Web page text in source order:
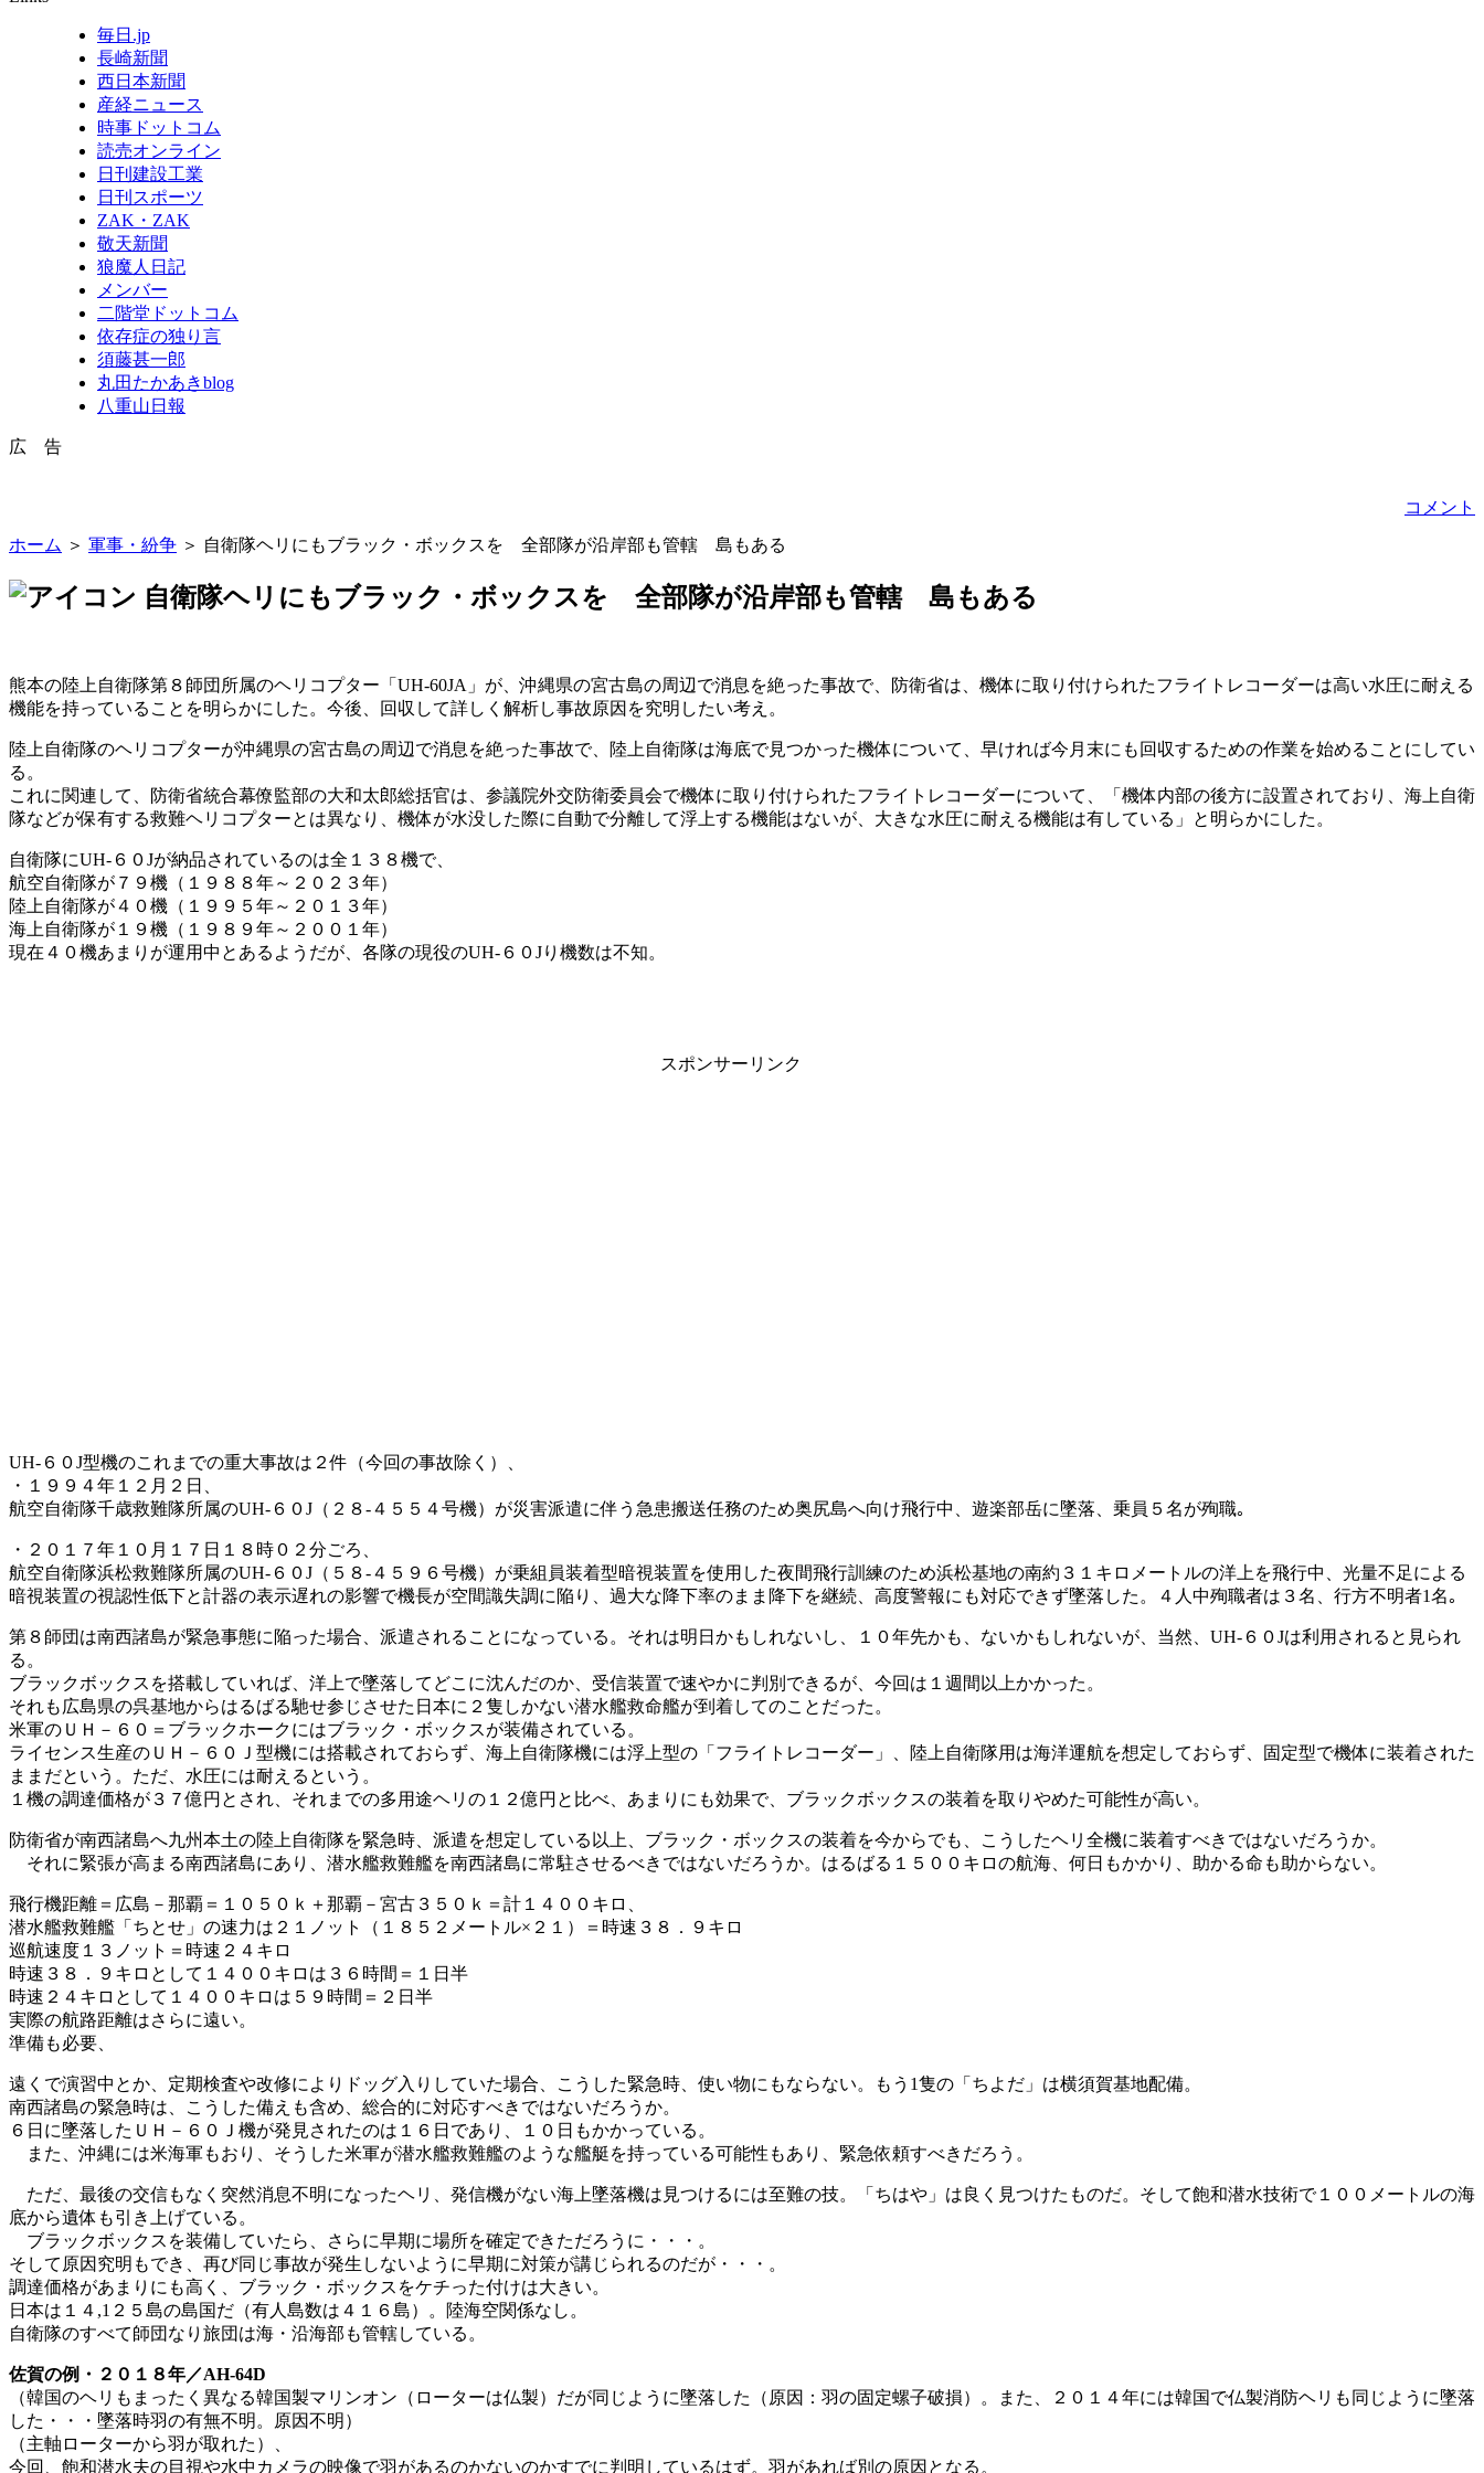
毎日.jp
長崎新聞
西日本新聞
産経ニュース
時事ドットコム
読売オンライン
日刊建設工業
日刊スポーツ
ZAK・ZAK
敬天新聞
狼魔人日記
メンバー
二階堂ドットコム
依存症の独り言
須藤甚一郎
丸田たかあきblog
八重山日報
広 告
コメント
ホーム ＞ 軍事・紛争 ＞ 自衛隊ヘリにもブラック・ボックスを 全部隊が沿岸部も管轄 島もある
自衛隊ヘリにもブラック・ボックスを 全部隊が沿岸部も管轄 島もある
熊本の陸上自衛隊第８師団所属のヘリコプター「UH-60JA」が、沖縄県の宮古島の周辺で消息を絶った事故で、防衛省は、機体に取り付けられたフライトレコーダーは高い水圧に耐える
機能を持っていることを明らかにした。今後、回収して詳しく解析し事故原因を究明したい考え。
陸上自衛隊のヘリコプターが沖縄県の宮古島の周辺で消息を絶った事故で、陸上自衛隊は海底で見つかった機体について、早ければ今月末にも回収するための作業を始めることにしてい
る。
これに関連して、防衛省統合幕僚監部の大和太郎総括官は、参議院外交防衛委員会で機体に取り付けられたフライトレコーダーについて、「機体内部の後方に設置されており、海上自衛
隊などが保有する救難ヘリコプターとは異なり、機体が水没した際に自動で分離して浮上する機能はないが、大きな水圧に耐える機能は有している」と明らかにした。
自衛隊にUH-６０Jが納品されているのは全１３８機で、
航空自衛隊が７９機（１９８８年～２０２３年）
陸上自衛隊が４０機（１９９５年～２０１３年）
海上自衛隊が１９機（１９８９年～２００１年）
現在４０機あまりが運用中とあるようだが、各隊の現役のUH-６０Jり機数は不知。
スポンサーリンク
UH-６０J型機のこれまでの重大事故は２件（今回の事故除く）、
・１９９４年１２月２日、
航空自衛隊千歳救難隊所属のUH-６０J（２８-４５５４号機）が災害派遣に伴う急患搬送任務のため奥尻島へ向け飛行中、遊楽部岳に墜落、乗員５名が殉職｡
・２０１７年１０月１７日１８時０２分ごろ、
航空自衛隊浜松救難隊所属のUH-６０J（５８-４５９６号機）が乗組員装着型暗視装置を使用した夜間飛行訓練のため浜松基地の南約３１キロメートルの洋上を飛行中、光量不足による
暗視装置の視認性低下と計器の表示遅れの影響で機長が空間識失調に陥り、過大な降下率のまま降下を継続、高度警報にも対応できず墜落した。４人中殉職者は３名、行方不明者1名｡
第８師団は南西諸島が緊急事態に陥った場合、派遣されることになっている。それは明日かもしれないし、１０年先かも、ないかもしれないが、当然、UH-６０Jは利用されると見られ
る。
ブラックボックスを搭載していれば、洋上で墜落してどこに沈んだのか、受信装置で速やかに判別できるが、今回は１週間以上かかった。
それも広島県の呉基地からはるばる馳せ参じさせた日本に２隻しかない潜水艦救命艦が到着してのことだった。
米軍のＵＨ－６０＝ブラックホークにはブラック・ボックスが装備されている。
ライセンス生産のＵＨ－６０Ｊ型機には搭載されておらず、海上自衛隊機には浮上型の「フライトレコーダー」、陸上自衛隊用は海洋運航を想定しておらず、固定型で機体に装着された
ままだという。ただ、水圧には耐えるという。
１機の調達価格が３７億円とされ、それまでの多用途ヘリの１２億円と比べ、あまりにも効果で、ブラックボックスの装着を取りやめた可能性が高い。
防衛省が南西諸島へ九州本土の陸上自衛隊を緊急時、派遣を想定している以上、ブラック・ボックスの装着を今からでも、こうしたヘリ全機に装着すべきではないだろうか。
それに緊張が高まる南西諸島にあり、潜水艦救難艦を南西諸島に常駐させるべきではないだろうか。はるばる１５００キロの航海、何日もかかり、助かる命も助からない。
飛行機距離＝広島－那覇＝１０５０ｋ＋那覇－宮古３５０ｋ＝計１４００キロ、
潜水艦救難艦「ちとせ」の速力は２１ノット（１８５２メートル×２１）＝時速３８．９キロ
巡航速度１３ノット＝時速２４キロ
時速３８．９キロとして１４００キロは３６時間＝１日半
時速２４キロとして１４００キロは５９時間＝２日半
実際の航路距離はさらに遠い。
準備も必要、
遠くで演習中とか、定期検査や改修によりドッグ入りしていた場合、こうした緊急時、使い物にもならない。もう1隻の「ちよだ」は横須賀基地配備。
南西諸島の緊急時は、こうした備えも含め、総合的に対応すべきではないだろうか。
６日に墜落したＵＨ－６０Ｊ機が発見されたのは１６日であり、１０日もかかっている。
また、沖縄には米海軍もおり、そうした米軍が潜水艦救難艦のような艦艇を持っている可能性もあり、緊急依頼すべきだろう。
ただ、最後の交信もなく突然消息不明になったヘリ、発信機がない海上墜落機は見つけるには至難の技。「ちはや」は良く見つけたものだ。そして飽和潜水技術で１００メートルの海
底から遺体も引き上げている。
ブラックボックスを装備していたら、さらに早期に場所を確定できただろうに・・・。
そして原因究明もでき、再び同じ事故が発生しないように早期に対策が講じられるのだが・・・。
調達価格があまりにも高く、ブラック・ボックスをケチった付けは大きい。
日本は１４,1２５島の島国だ（有人島数は４１６島）。陸海空関係なし。
自衛隊のすべて師団なり旅団は海・沿海部も管轄している。
佐賀の例・２０１８年／AH-64D
（韓国のヘリもまったく異なる韓国製マリンオン（ローターは仏製）だが同じように墜落した（原因：羽の固定螺子破損）。また、２０１４年には韓国で仏製消防ヘリも同じように墜落
した・・・墜落時羽の有無不明。原因不明）
（主軸ローターから羽が取れた）、
今回、飽和潜水夫の目視や水中カメラの映像で羽があるのかないのかすでに判明しているはず。羽があれば別の原因となる。